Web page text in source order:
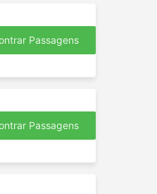
Passagens
Passagens